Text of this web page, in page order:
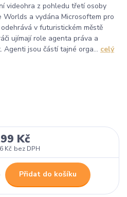
videohra z pohledu třetí osoby
a vydána Microsoftem pro
v futuristickém městě
ujímají role agenta práva a
jsou částí tajné orga... celý
Kč
Kč bez DPH
Přidat do košíku